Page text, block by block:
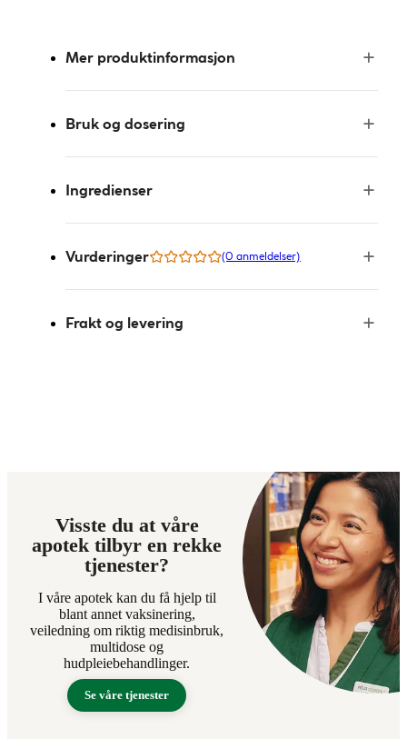
Mer produktinformasjon
Bruk og dosering
Ingredienser
Vurderinger (0 anmeldelser)
Frakt og levering
Visste du at våre
apotek tilbyr en rekke
tjenester?
I våre apotek kan du få hjelp til
blant annet vaksinering,
veiledning om riktig medisinbruk,
multidose og
hudpleiebehandlinger.
Se våre tjenester